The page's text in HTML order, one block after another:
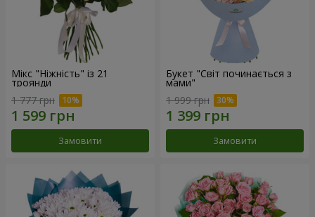
Мікс "Ніжність" із 21
троянди
1 777 грн
Замовити
Букет "Світ починається з
мами"
1 999 грн
Замовити